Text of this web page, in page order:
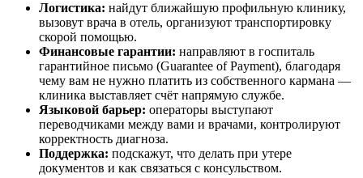
Логистика: найдут ближайшую профильную клинику,
вызовут врача в отель, организуют транспортировку
скорой помощью.
Финансовые гарантии: направляют в госпиталь
гарантийное письмо (Guarantee of Payment), благодаря
чему вам не нужно платить из собственного кармана —
клиника выставляет счёт напрямую службе.
Языковой барьер: операторы выступают
переводчиками между вами и врачами, контролируют
корректность диагноза.
Поддержка: подскажут, что делать при утере
документов и как связаться с консульством.